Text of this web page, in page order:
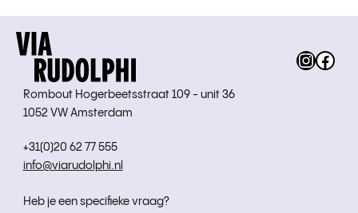
Rombout Hogerbeetsstraat 109 - unit 36
1052 VW Amsterdam
+31(0)20 62 77 555
info@viarudolphi.nl
Heb je een specifieke vraag?